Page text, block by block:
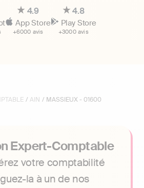
4.9
App Store
+6000 avis
4.8
Play Store
+3000 avis
/ AIN / MASSIEUX - 01600
Expert-Comptable
votre comptabilité
la à un de nos